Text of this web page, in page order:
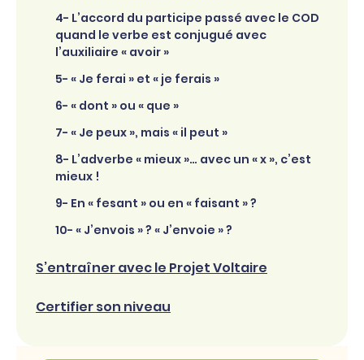
4- L’accord du participe passé avec le COD
quand le verbe est conjugué avec
l’auxiliaire « avoir »
5- « Je ferai » et « je ferais »
6- « dont » ou « que »
7- « Je peux », mais « il peut »
8- L’adverbe « mieux »… avec un « x », c’est
mieux !
9- En « fesant » ou en « faisant » ?
10- « J’envois » ? « J’envoie » ?
S’entraîner avec le Projet Voltaire
Certifier son niveau